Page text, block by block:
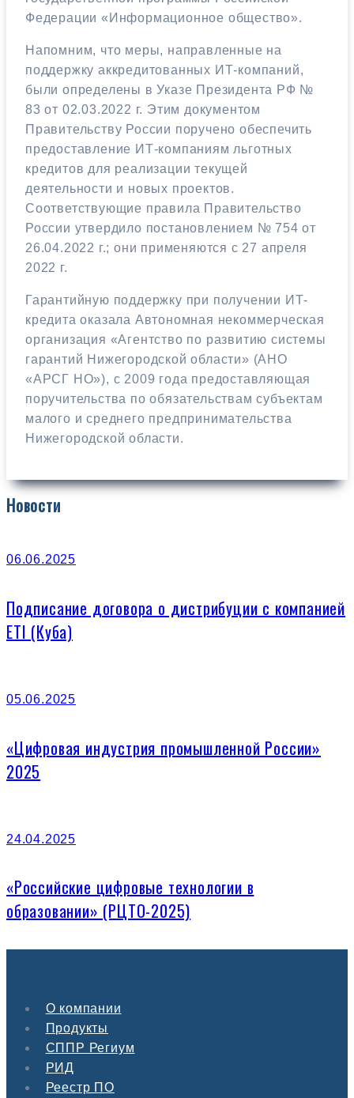
Федерации «Информационное общество».
Напомним, что меры, направленные на
поддержку аккредитованных ИТ-компаний,
были определены в Указе Президента РФ №
83 от 02.03.2022 г. Этим документом
Правительству России поручено обеспечить
предоставление ИТ-компаниям льготных
кредитов для реализации текущей
деятельности и новых проектов.
Соответствующие правила Правительство
России утвердило постановлением № 754 от
26.04.2022 г.; они применяются с 27 апреля
2022 г.
Гарантийную поддержку при получении ИТ-
кредита оказала Автономная некоммерческая
организация «Агентство по развитию системы
гарантий Нижегородской области» (АНО
«АРСГ НО»), с 2009 года предоставляющая
поручительства по обязательствам субъектам
малого и среднего предпринимательства
Нижегородской области.
Новости
06.06.2025
Подписание договора о дистрибуции с компанией
ETI (Куба)
05.06.2025
«Цифровая индустрия промышленной России»
2025
24.04.2025
«Российские цифровые технологии в
образовании» (РЦТО-2025)
О компании
Продукты
СППР Региум
РИД
Реестр ПО